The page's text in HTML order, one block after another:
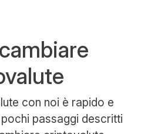
con noi è rapido e
passaggi descritti